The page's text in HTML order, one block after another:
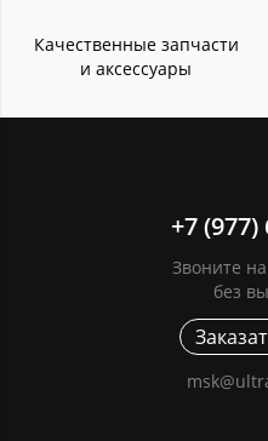
Качественные запчасти
и аксессуары
+7 (977)
Звоните
без